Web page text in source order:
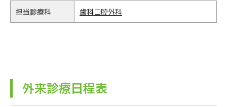
担当診療科 歯科口腔外科
外来診療⽇程表